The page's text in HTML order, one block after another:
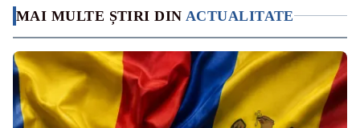
MAI MULTE ȘTIRI DIN ACTUALITATE